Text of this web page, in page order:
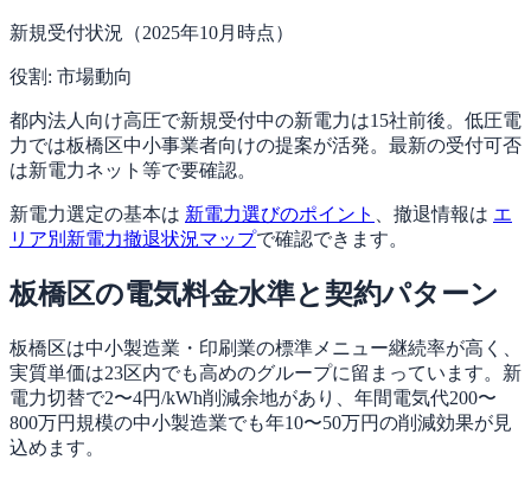
新規受付状況（2025年10月時点）
役割: 市場動向
都内法人向け高圧で新規受付中の新電力は15社前後。低圧電
力では板橋区中小事業者向けの提案が活発。最新の受付可否
は新電力ネット等で要確認。
新電力選定の基本は 新電力選びのポイント 、撤退情報は エ
リア別新電力撤退状況マップで確認できます。
板橋区の電気料金水準と契約パターン
板橋区は中小製造業・印刷業の標準メニュー継続率が高く、
実質単価は23区内でも高めのグループに留まっています。新
電力切替で2〜4円/kWh削減余地があり、年間電気代200〜
800万円規模の中小製造業でも年10〜50万円の削減効果が見
込めます。